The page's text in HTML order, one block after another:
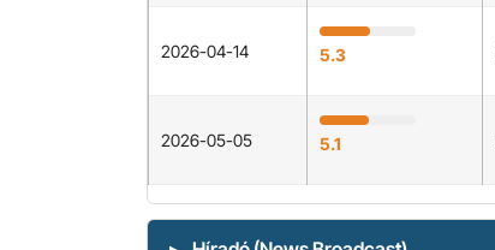
2026-04-14 5.3
2026-05-05 5.1